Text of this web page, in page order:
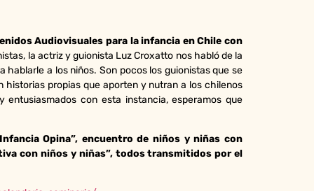
Audiovisuales para la infancia en Chile con
la actriz y guionista Luz Croxatto nos habló de la
a los niños. Son pocos los guionistas que se
propias que aporten y nutran a los chilenos
con esta instancia, esperamos que
Opina”, encuentro de niños y niñas con
con niños y niñas”, todos transmitidos por el